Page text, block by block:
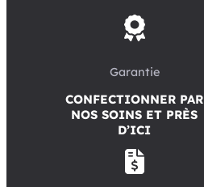
Garantie
CONFECTIONNER PAR
NOS SOINS ET PRÈS
D’ICI